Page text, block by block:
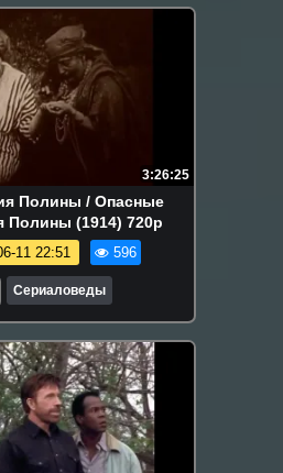
3:26:25
Полины / Опасные
Полины (1914) 720р
11 22:51 596
Сериаловеды